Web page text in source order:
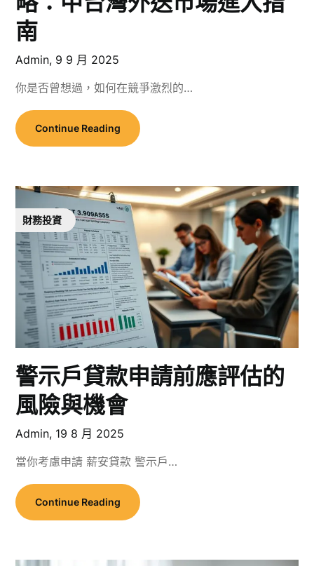
南
Admin, 9 9 月 2025
你是否曾想過，如何在競爭激烈的…
Continue Reading
財務投資
警示戶貸款申請前應評估的
風險與機會
Admin, 19 8 月 2025
當你考慮申請 薪安貸款 警示戶…
Continue Reading